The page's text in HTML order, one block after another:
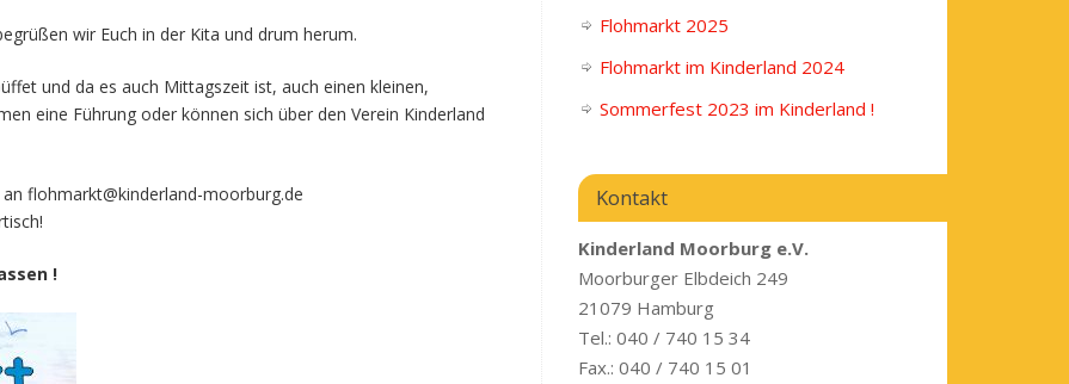
wir Euch in der Kita und drum herum.
und da es auch Mittagszeit ist, auch einen kleinen,
eine Führung oder können sich über den Verein Kinderland
flohmarkt@kinderland-moorburg.de
!
Flohmarkt 2025
Flohmarkt im Kinderland 2024
Sommerfest 2023 im Kinderland !
Kontakt
Kinderland Moorburg e.V.
Moorburger Elbdeich 249
21079 Hamburg
Tel.: 040 / 740 15 34
Fax.: 040 / 740 15 01